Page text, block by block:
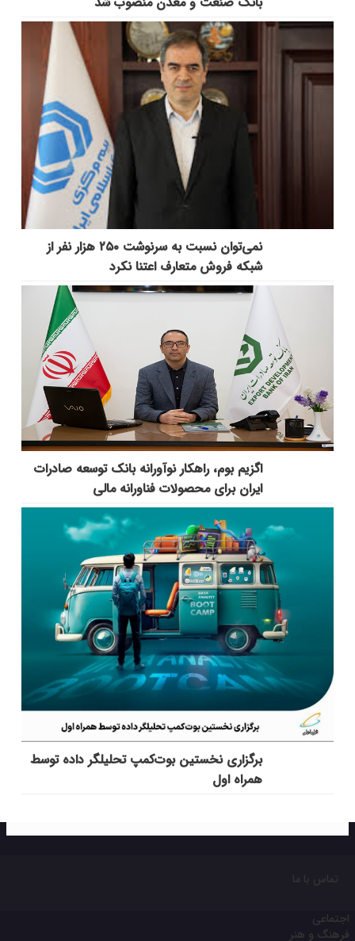
نمی‌توان نسبت به سرنوشت ۲۵۰ هزار نفر از
شبکه فروش متعارف اعتنا نکرد
اگزیم بوم، راهکار نوآورانه بانک توسعه صادرات
ایران برای محصولات فناورانه مالی
برگزاری نخستین بوت‌کمپ تحلیلگر داده توسط
همراه اول
تماس با ما
اجتماعی
فرهنگ و هنر